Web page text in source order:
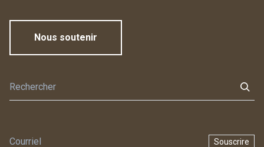
Nous soutenir
Souscrire